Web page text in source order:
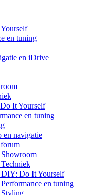
en tuning
en iDrive
It Yourself
en tuning
navigatie
Do It Yourself
en tuning